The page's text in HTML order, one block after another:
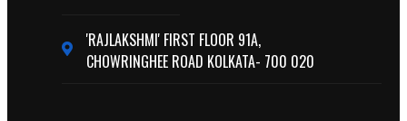
'RAJLAKSHMI' FIRST FLOOR 91A,
CHOWRINGHEE ROAD KOLKATA- 700 020